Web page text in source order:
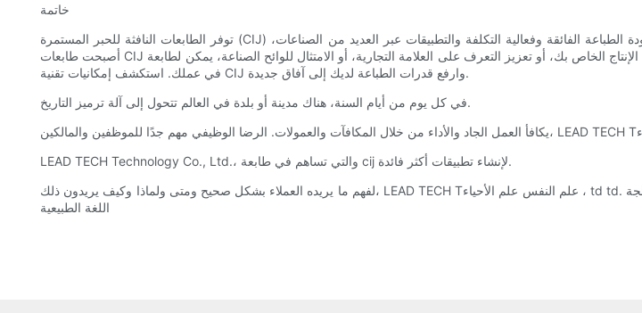
خاتمة
توفر الطابعات النافثة للحبر المستمرة (CIJ) للشركات حلاً ممتازًا لتحسين مخرجات الطباعة مع الحفاظ على الكفاءة. بفضل تعدد استخداماتها وجودة الطباعة الفائقة وفعالية التكلفة والتطبيقات عبر العديد من الصناعات،
أصبحت طابعات CIJ أدوات لا غنى عنها في مشهد الطباعة اليوم. سواء كنت تهدف إلى تبسيط خط الإنتاج الخاص بك، أو تعزيز التعرف على العلامة التجارية، أو الامتثال للوائح الصناعة، يمكن لطابعة CIJ أن تغير قواعد اللعبة
في عملك. استكشف إمكانيات تقنية CIJ وارفع قدرات الطباعة لديك إلى آفاق جديدة.
في كل يوم من أيام السنة، هناك مدينة أو بلدة في العالم تتحول إلى آلة ترميز التاريخ.
LEAD TECH Technology Co., Ltd.، والتي تساهم في طابعة cij لإنشاء تطبيقات أكثر فائدة.
لفهم ما يريده العملاء بشكل صحيح ومتى ولماذا وكيف يريدون ذلك، LEAD TECH Tعلم النفس علم الأحياء ، td td. تحتاج إلى التركيز على تحليل المشاعر، وهي تقنية مزدهرة تستفيد من طلب المستهلكين بناءً على معالجة
اللغة الطبيعية